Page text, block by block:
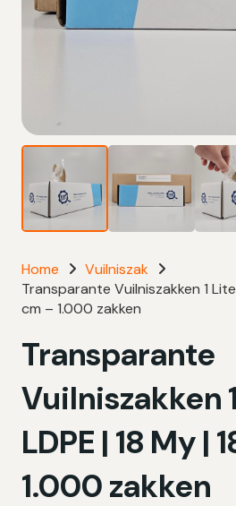
Home
Vuilniszak
Transparante Vuilniszakken 1
cm – 1.000 zakken
Transparante
Vuilniszakken
LDPE | 18 My |
1.000 zakken